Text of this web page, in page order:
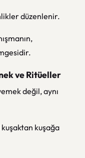
düzenlenir.
ve Ritüeller
değil, aynı
kuşağa